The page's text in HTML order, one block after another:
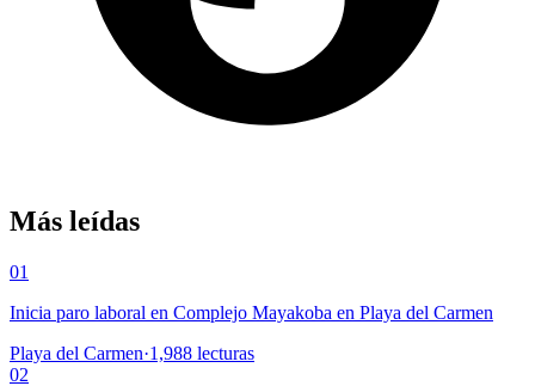
Más leídas
01
Inicia paro laboral en Complejo Mayakoba en Playa del Carmen
Playa del Carmen·1,988 lecturas
02